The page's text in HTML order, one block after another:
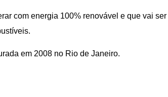
com energia 100% renovável e que vai ser
em 2008 no Rio de Janeiro.